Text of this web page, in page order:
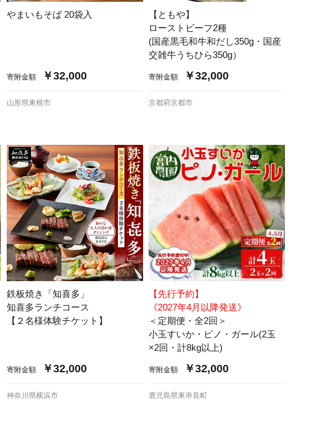
やまいもそば 20袋入
寄附金額 ￥32,000
山形県東根市
【ともや】
ローストビーフ2種
(国産黒毛和牛和だし350g・国産
交雑牛うちひら350g）
寄附金額 ￥32,000
京都府京都市
鉄板焼き「知喜多」
知喜多ランチコース
【２名様体験チケット】
寄附金額 ￥32,000
神奈川県横浜市
【先行予約】
《2027年4月以降発送》
＜定期便・全2回＞
小玉すいか・ピノ・ガール(2玉
×2回・計8kg以上)
寄附金額 ￥32,000
鹿児島県東串良町